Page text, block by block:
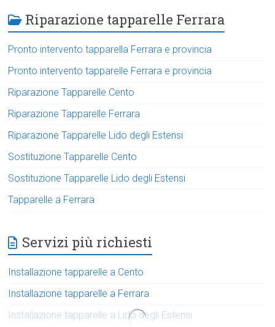
Riparazione tapparelle Ferrara
Pronto intervento tapparella Ferrara e provincia
Pronto intervento tapparelle Ferrara e provincia
Riparazione Tapparelle Cento
Riparazione Tapparelle Ferrara
Riparazione Tapparelle Lido degli Estensi
Sostituzione Tapparelle Cento
Sostituzione Tapparelle Lido degli Estensi
Tapparelle a Ferrara
Servizi più richiesti
Installazione tapparelle a Cento
Installazione tapparelle a Ferrara
Installazione tapparelle a Lido degli Estensi